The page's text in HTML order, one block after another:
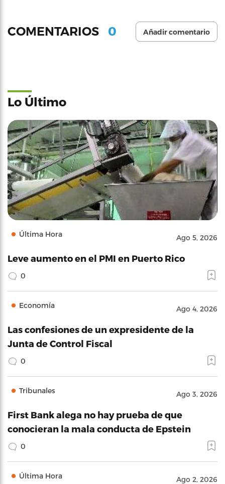
COMENTARIOS 0 Añadir comentario
Lo Último
Última Hora Ago 5, 2026
Leve aumento en el PMI en Puerto Rico
0
Economía Ago 4, 2026
Las confesiones de un expresidente de la
Junta de Control Fiscal
0
Tribunales Ago 3, 2026
First Bank alega no hay prueba de que
conocieran la mala conducta de Epstein
0
Última Hora Ago 2, 2026